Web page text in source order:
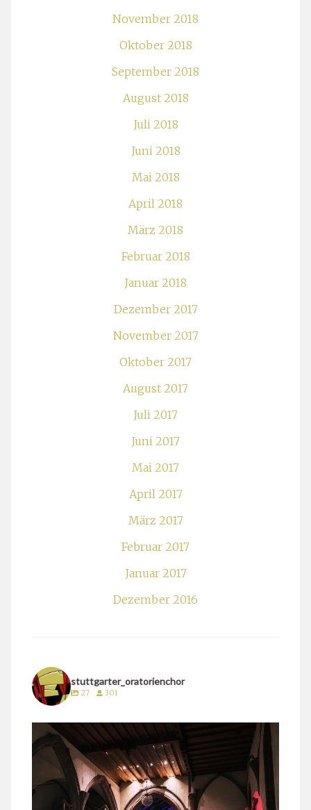
November 2018
Oktober 2018
September 2018
August 2018
Juli 2018
Juni 2018
Mai 2018
April 2018
März 2018
Februar 2018
Januar 2018
Dezember 2017
November 2017
Oktober 2017
August 2017
Juli 2017
Juni 2017
Mai 2017
April 2017
März 2017
Februar 2017
Januar 2017
Dezember 2016
stuttgarter_oratorienchor
27 301
stuttgarter_oratorienchor
März 24